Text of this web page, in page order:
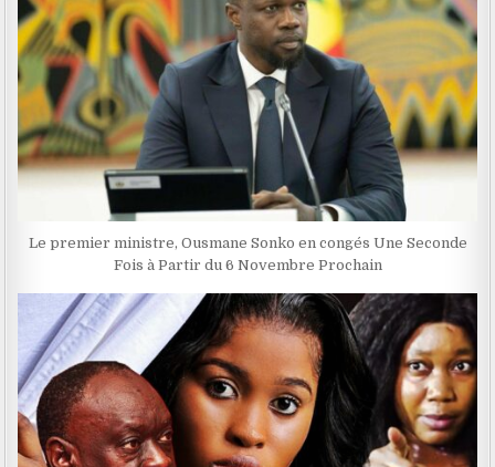
Le premier ministre, Ousmane Sonko en congés Une Seconde
Fois à Partir du 6 Novembre Prochain